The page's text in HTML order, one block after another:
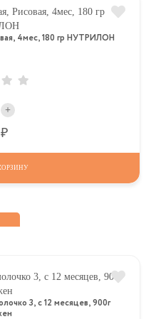
4мес, 180 гр НУТРИЛОН
+
3, c 12 месяцев, 900г